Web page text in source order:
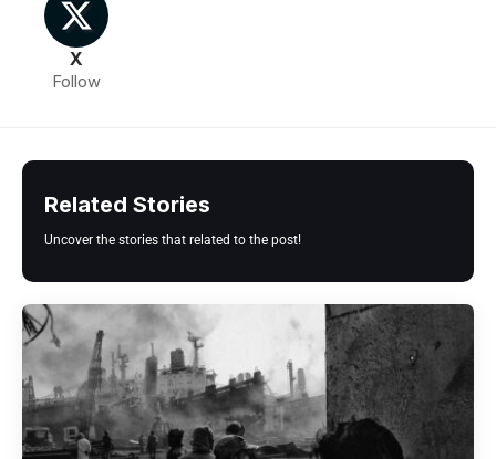
X
Follow
Related Stories
Uncover the stories that related to the post!